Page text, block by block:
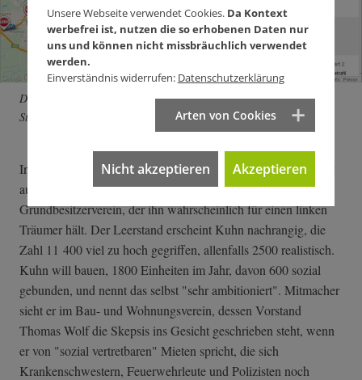
Die Seite www.leerstandsmelder.de dokumentiert den verkümmerten
Stuttgarter Wohnungsmarkt. Screenshot: www.leerstandsmelder.de
In Stuttgart setzt Oberbürgermeister Fritz Kuhn (Grüne) lieber
auf ein "Bündnis für Wohnen". Auch mit dem Haus- und
Grundbesitzerverein, der ihn wahrscheinlich für einen linken
Träumer hält. Der Leerstand erscheint Kuhn nachrangig, die
Zahl 11 400 viel zu hoch gegriffen, allenfalls 2500 realistisch.
Kuhn will bauen, 1800 Einheiten im Jahr, davon 600 sozial
gebunden, und nennt das selbst "sehr ambitioniert". Mitmacher
sieht er im Bau- und Wohnungsverein, dessen Vorstand
Thomas Wolf die Skepsis ins Gesicht geschrieben steht, wenn
er von "sozial vertretbaren" Mieten spricht, die sich
Krankenschwestern, Feuerwehrleute und Polizisten noch
Unsere Webseite verwendet Cookies. Da Kontext
werbefrei ist, nutzen die so erhobenen Daten nur
uns und können nicht missbräuchlich verwendet
werden.
Einverständnis widerrufen: Datenschutzerklärung
Arten von Cookies
Nicht akzeptieren Akzeptieren